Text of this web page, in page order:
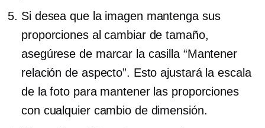
Si desea que la imagen mantenga sus
proporciones al cambiar de tamaño,
asegúrese de marcar la casilla “Mantener
relación de aspecto”. Esto ajustará la escala
de la foto para mantener las proporciones
con cualquier cambio de dimensión.